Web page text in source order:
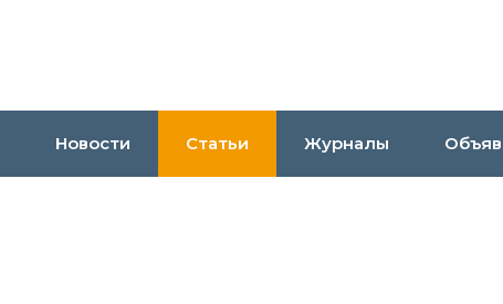
Новости Статьи Журналы